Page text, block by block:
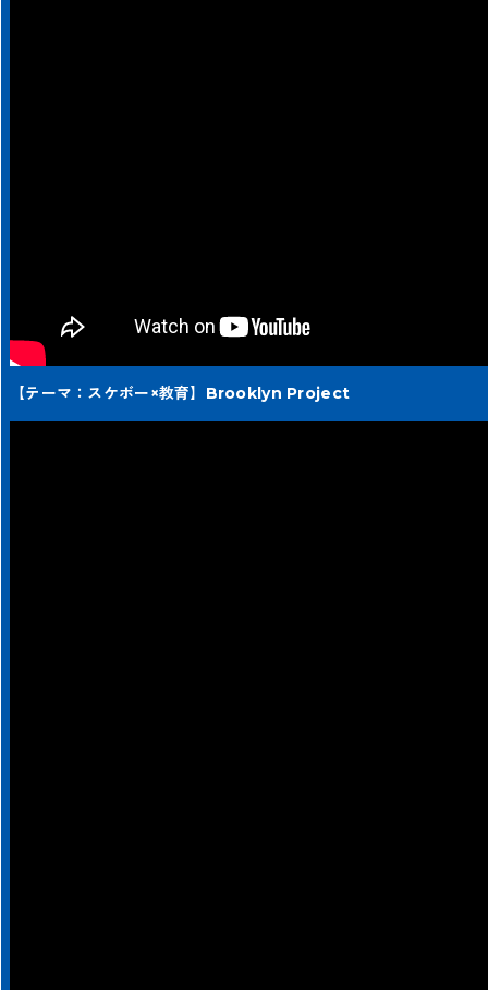
【テーマ：スケボー×教育】Brooklyn Project